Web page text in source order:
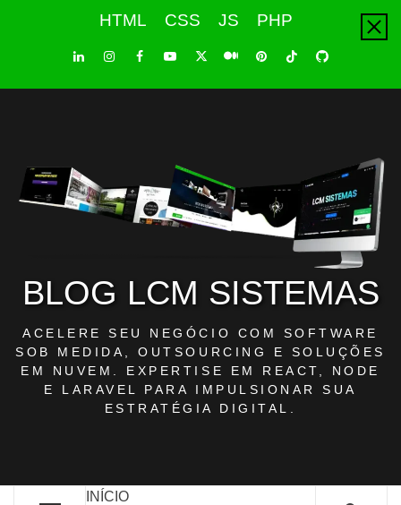
HTML CSS JS PHP
LinkedInInstagramFacebookYoutube
X PinterestTiktokGithub
BLOG LCM SISTEMAS
ACELERE SEU NEGÓCIO COM SOFTWARE
SOB MEDIDA, OUTSOURCING E SOLUÇÕES
EM NUVEM. EXPERTISE EM REACT, NODE
E LARAVEL PARA IMPULSIONAR SUA
ESTRATÉGIA DIGITAL.
INÍCIO